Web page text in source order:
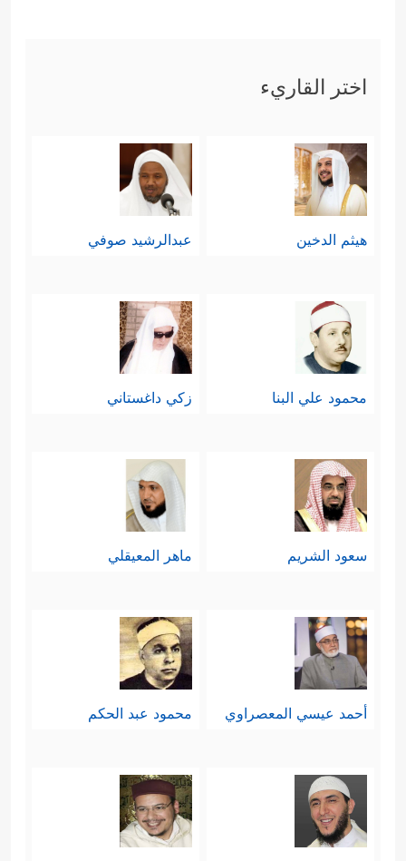
اختر القاريء
هيثم الدخين عبدالرشيد صوفي
محمود علي البنا زكي داغستاني
سعود الشريم ماهر المعيقلي
أحمد عيسي المعصراوي محمود عبد الحكم